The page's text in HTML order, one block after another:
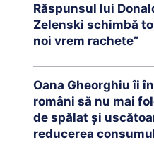
Răspunsul lui
Zelenski schimbă
noi vrem rachete”
Oana Gheorghiu îi
români să nu mai
de spălat și
reducerea